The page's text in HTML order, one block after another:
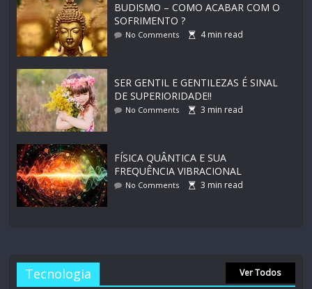
BUDISMO – COMO ACABAR COM O
SOFRIMENTO ?
No Comments 4min read
SER GENTIL E GENTILEZAS É SINAL
DE SUPERIORIDADE!!
No Comments 3 min read
FÍSICA QUÂNTICA E SUA
FREQUÊNCIA VIBRACIONAL
No Comments 3 min read
Tecnologia Ver Todos